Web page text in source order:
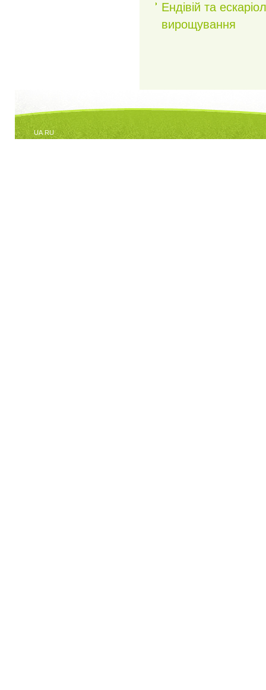
Ендівій та
вирощування
UA RU